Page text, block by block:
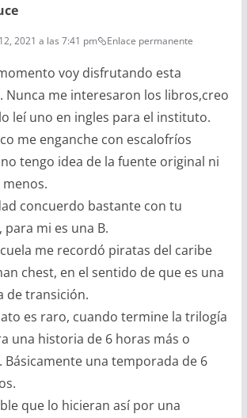
2021 a las 7:41 pm Enlace permanente
voy disfrutando esta
Nunca me interesaron los libros,creo
leí uno en ingles para el instituto.
me enganche con escalofríos
tengo idea de la fuente original ni
concuerdo bastante con tu
para mi es una B.
me recordó piratas del caribe
chest, en el sentido de que es una
de transición.
es raro, cuando termine la trilogía
una historia de 6 horas más o
Básicamente una temporada de 6
que lo hicieran así por una